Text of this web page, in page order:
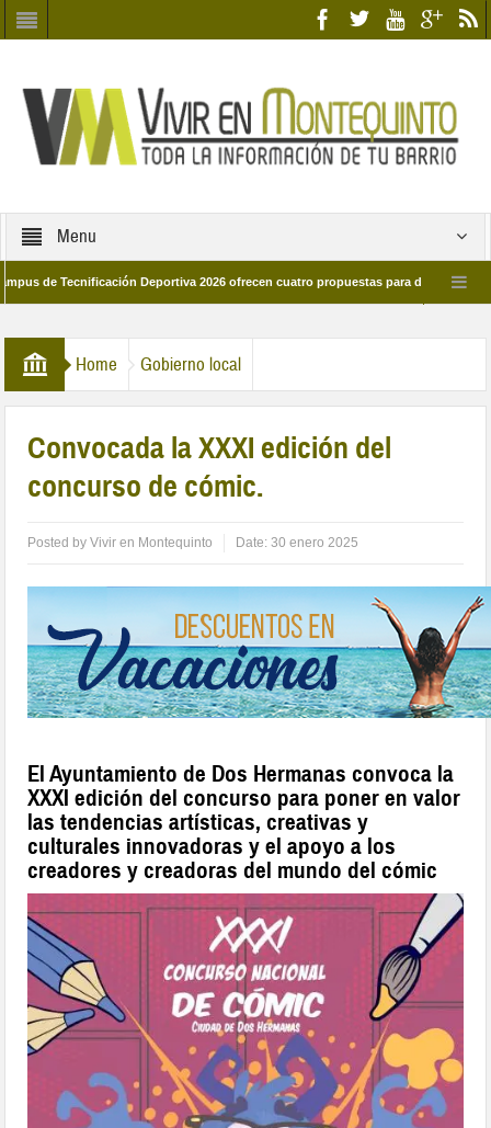
Menu
Deportiva 2026 ofrecen cuatro propuestas para disfrutar del deporte
Home Gobierno local
Convocada la XXXI edición del
concurso de cómic.
Posted byVivir en Montequinto Date:30 enero 2025
El Ayuntamiento de Dos Hermanas convoca la
XXXI edición del concurso para poner en valor
las tendencias artísticas, creativas y
culturales innovadoras y el apoyo a los
creadores y creadoras del mundo del cómic